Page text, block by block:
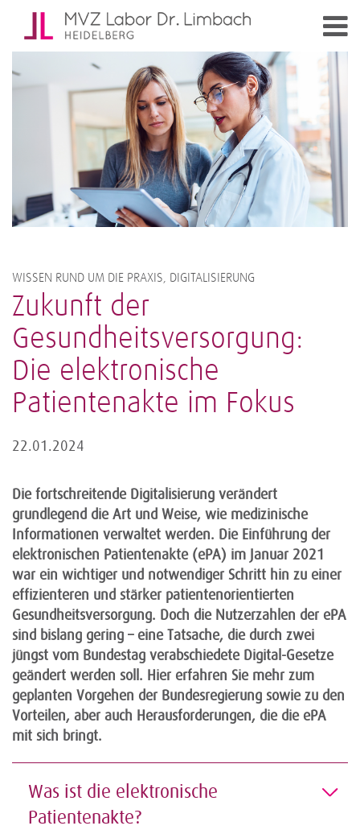
WISSEN RUND UM DIE PRAXIS, DIGITALISIERUNG
Zukunft der
Gesundheitsversorgung:
Die elektronische
Patientenakte im Fokus
22.01.2024
Die fortschreitende Digitalisierung verändert
grundlegend die Art und Weise, wie medizinische
Informationen verwaltet werden. Die Einführung der
elektronischen Patientenakte (ePA) im Januar 2021
war ein wichtiger und notwendiger Schritt hin zu einer
effizienteren und stärker patientenorientierten
Gesundheitsversorgung. Doch die Nutzerzahlen der ePA
sind bislang gering – eine Tatsache, die durch zwei
jüngst vom Bundestag verabschiedete Digital-Gesetze
geändert werden soll. Hier erfahren Sie mehr zum
geplanten Vorgehen der Bundesregierung sowie zu den
Vorteilen, aber auch Herausforderungen, die die ePA
mit sich bringt.
Was ist die elektronische
Patientenakte?